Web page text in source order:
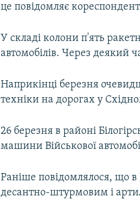
це повідомляє
У складі колони п'ять
автомобілів. Через деякий
Наприкінці березня
техніки на дорогах у
26 березня в районі
машини Військової
Раніше повідомлялося, що
десантно-штурмовим і